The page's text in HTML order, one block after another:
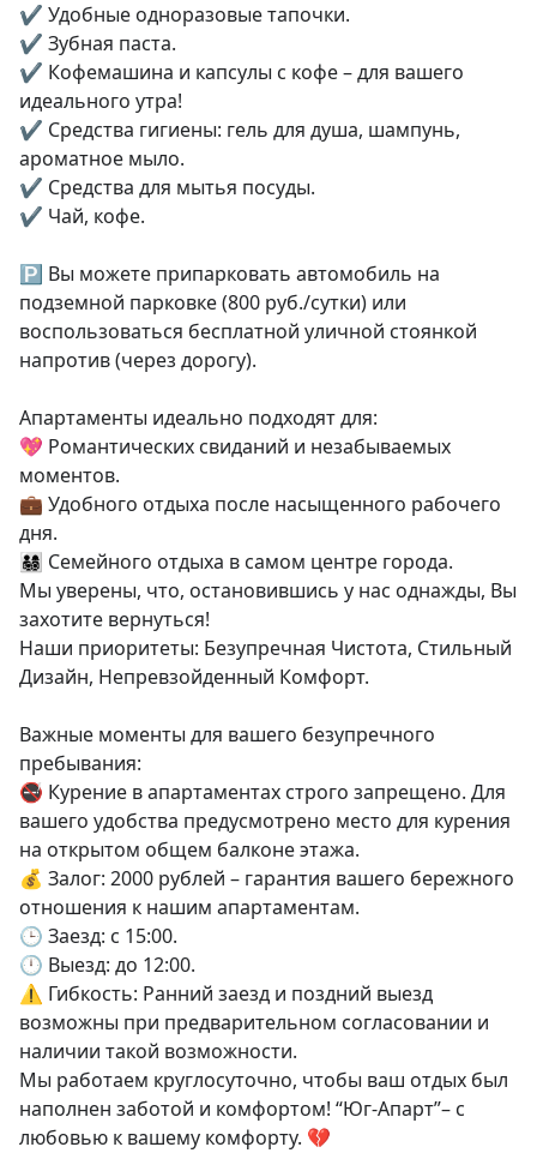
✔️ Удобные одноразовые тапочки.
✔️ Зубная паста.
✔️ Кофемашина и капсулы с кофе – для вашего
идеального утра!
✔️ Средства гигиены: гель для душа, шампунь,
ароматное мыло.
✔️ Средства для мытья посуды.
✔️ Чай, кофе.
🅿️ Вы можете припарковать автомобиль на
подземной парковке (800 руб./сутки) или
воспользоваться бесплатной уличной стоянкой
напротив (через дорогу).
Апартаменты идеально подходят для:
💖 Романтических свиданий и незабываемых
моментов.
💼 Удобного отдыха после насыщенного рабочего
дня.
👨‍👩‍👧‍👦 Семейного отдыха в самом центре города.
Мы уверены, что, остановившись у нас однажды, Вы
захотите вернуться!
Наши приоритеты: Безупречная Чистота, Стильный
Дизайн, Непревзойденный Комфорт.
Важные моменты для вашего безупречного
пребывания:
🚭 Курение в апартаментах строго запрещено. Для
вашего удобства предусмотрено место для курения
на открытом общем балконе этажа.
💰 Залог: 2000 рублей – гарантия вашего бережного
отношения к нашим апартаментам.
🕒 Заезд: с 15:00.
🕛 Выезд: до 12:00.
⚠ Гибкость: Ранний заезд и поздний выезд
возможны при предварительном согласовании и
наличии такой возможности.
Мы работаем круглосуточно, чтобы ваш отдых был
наполнен заботой и комфортом! “Юг-Апарт”– с
любовью к вашему комфорту. 💔